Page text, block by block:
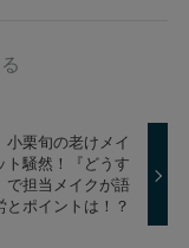
小栗旬の老けメイ
ト騒然！『どうす
で担当メイクが語
とポイントは！？